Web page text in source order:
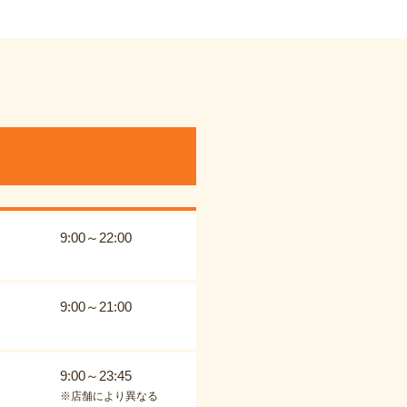
9:00～22:00
9:00～21:00
9:00～23:45
※店舗により異なる